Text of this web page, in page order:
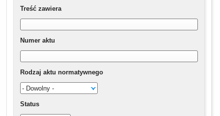
Treść zawiera
Numer aktu
Rodzaj aktu normatywnego
Status